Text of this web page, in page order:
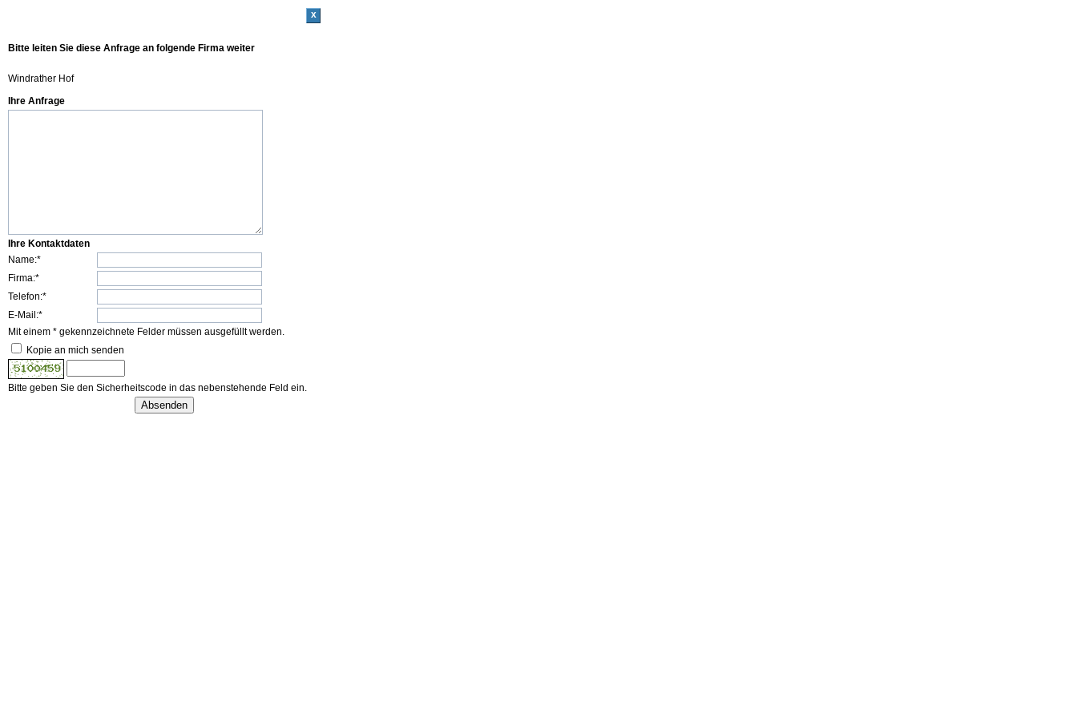
x
Bitte leiten Sie diese Anfrage an folgende Firma weiter
Windrather Hof
Ihre Anfrage
Ihre Kontaktdaten
Name:*
Firma:*
Telefon:*
E-Mail:*
Mit einem * gekennzeichnete Felder müssen ausgefüllt werden.
Kopie an mich senden
Bitte geben Sie den Sicherheitscode in das nebenstehende Feld ein.